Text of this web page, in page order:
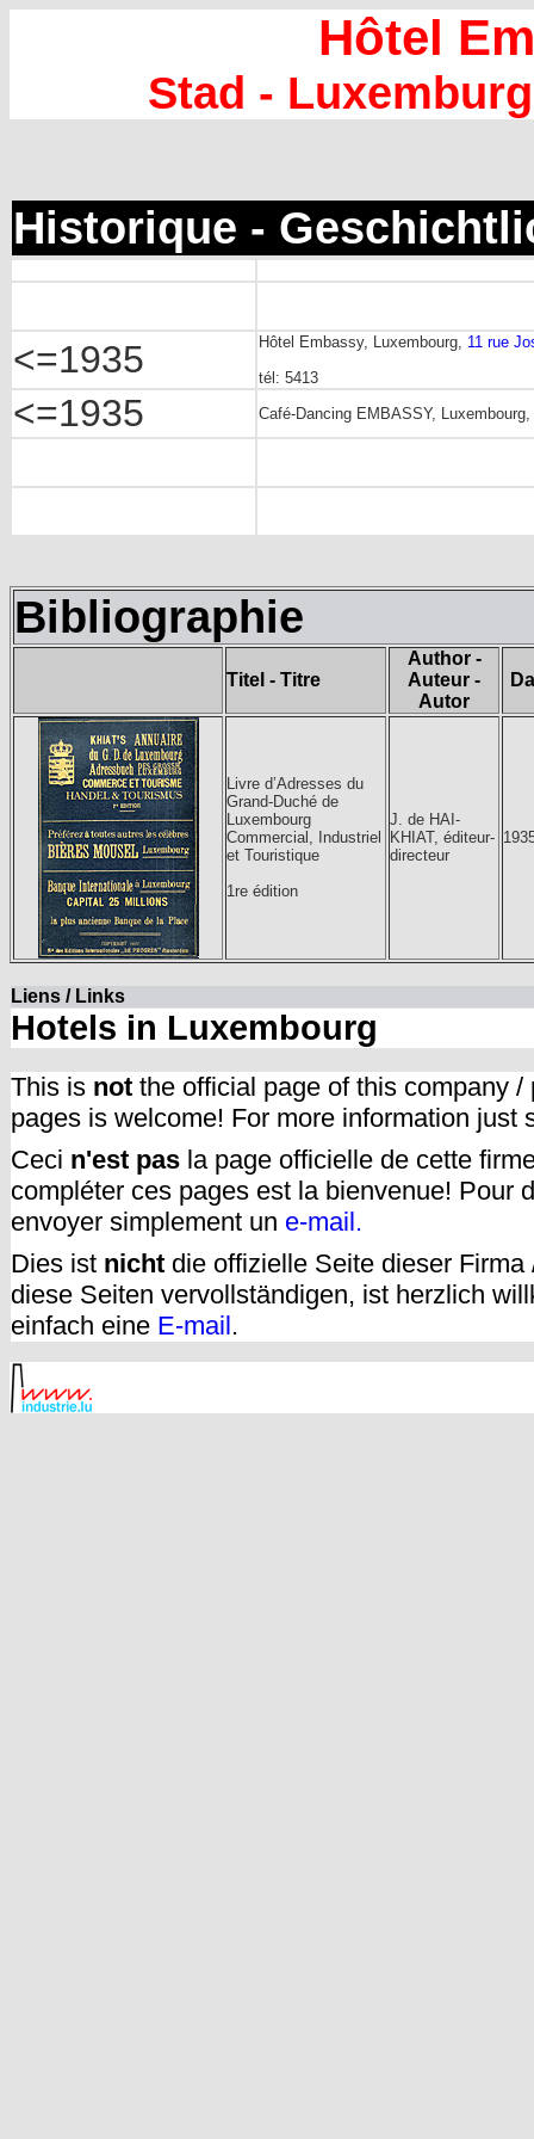
Hôtel
Stad -
Historique -
<=1935 Hôtel Embassy, Luxembourg, 11 rue
tél: 5413
<=1935 Café-Dancing EMBASSY, Luxembourg,
Bibliographie
Titel - Titre
Author -
Auteur -
Autor
Livre d’Adresses du
Grand-Duché de
Luxembourg
Commercial, Industriel
et Touristique
1re édition
J. de HAI-
KHIAT, éditeur-
directeur
Liens / Links
Hotels in Luxembourg
This is not the official page of this company
pages is welcome! For more information just
Ceci n'est pas la page officielle de cette
compléter ces pages est la bienvenue! Pour
envoyer simplement un e-mail.
Dies ist nicht die offizielle Seite dieser
diese Seiten vervollständigen, ist herzlich
einfach eine E-mail .